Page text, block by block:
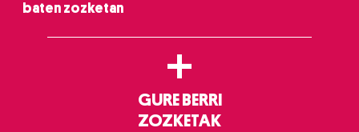
baten zozketan
+
GURE BERRI
ZOZKETAK